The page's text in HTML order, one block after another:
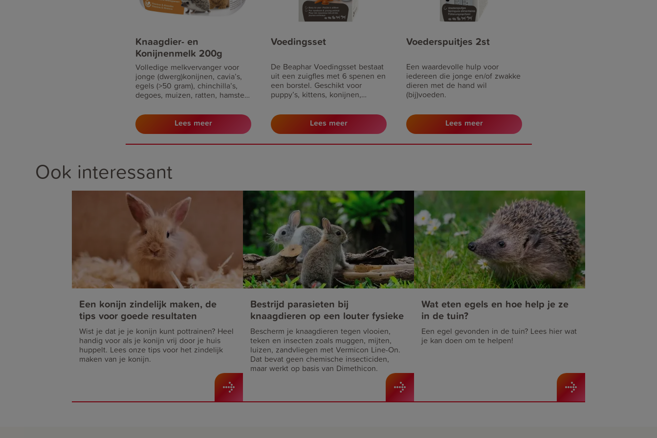
Knaagdier- en
Konijnenmelk 200g
Volledige melkvervanger voor
jonge (dwerg)konijnen, cavia’s,
egels (>50 gram), chinchilla’s,
degoes, muizen, ratten, hamsters
aanvulling op moedermelk,
tijdens het spenen en voor
drachtige, zogende of zieke
dieren.
Lees meer
Voedingsset
De Beaphar Voedingsset bestaat
uit een zuigfles met 6 spenen en
een borstel. Geschikt voor
puppy’s, kittens, konijnen,
Lees meer
Voederspuitjes 2st
Een waardevolle hulp voor
iedereen die jonge en/of zwakke
dieren met de hand wil
(bij)voeden.
Lees meer
Ook interessant
Een konijn zindelijk maken, de
tips voor goede resultaten
Wist je dat je je konijn kunt pottrainen? Heel
handig voor als je konijn vrij door je huis
huppelt. Lees onze tips voor het zindelijk
maken van je konijn.
Bestrijd parasieten bij
knaagdieren op een louter fysieke
wijze
Bescherm je knaagdieren tegen vlooien,
teken en insecten zoals muggen, mijten,
luizen, zandvliegen met Vermicon Line-On.
Dat bevat geen chemische insecticiden,
maar werkt op basis van Dimethicon.
Wat eten egels en hoe help je ze
in de tuin?
Een egel gevonden in de tuin? Lees hier wat
je kan doen om te helpen!